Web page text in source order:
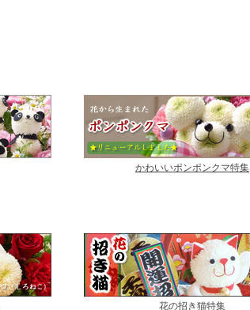
かわいいポンポンクマ特集
花の招き猫特集